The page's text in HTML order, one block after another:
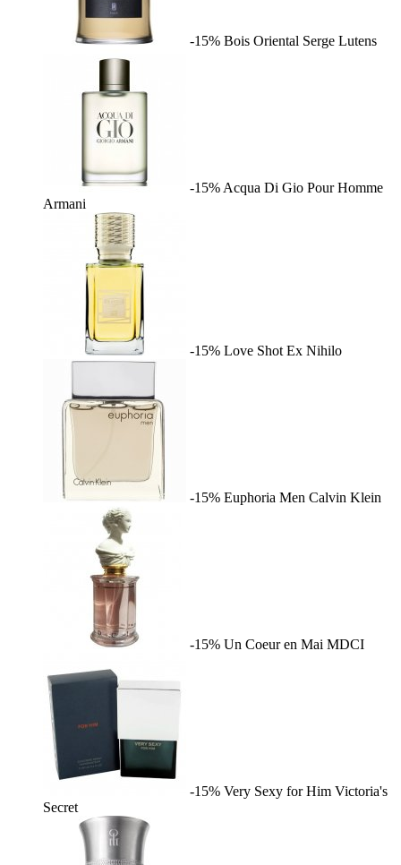
-15% Bois Oriental Serge Lutens
-15% Acqua Di Gio Pour Homme
Armani
-15% Love Shot Ex Nihilo
-15% Euphoria Men Calvin Klein
-15% Un Coeur en Mai MDCI
-15% Very Sexy for Him Victoria's
Secret